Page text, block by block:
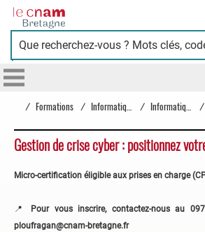
Cnam
Bretagne
/ Formations / / /
Gestion de crise cyber : positionnez
Micro-certification éligible aux prises en charge
📍
Pour vous inscrire, contactez-nous au
ploufragan@cnam-bretagne.fr